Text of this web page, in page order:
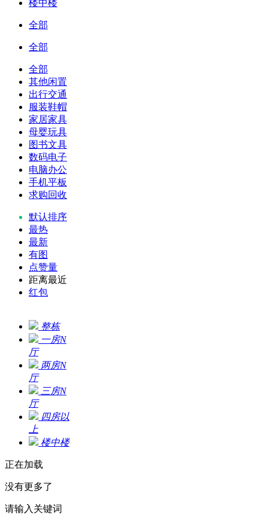
楼中楼
全部
全部
全部
其他闲置
出行交通
服装鞋帽
家居家具
母婴玩具
图书文具
数码电子
电脑办公
手机平板
求购回收
默认排序
最热
最新
有图
点赞量
距离最近
红包
整栋
一房N
厅
两房N
厅
三房N
厅
四房以
上
楼中楼
正在加载
没有更多了
请输入关键词